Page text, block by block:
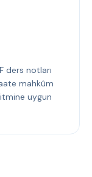
ders notları
mahkûm
uygun